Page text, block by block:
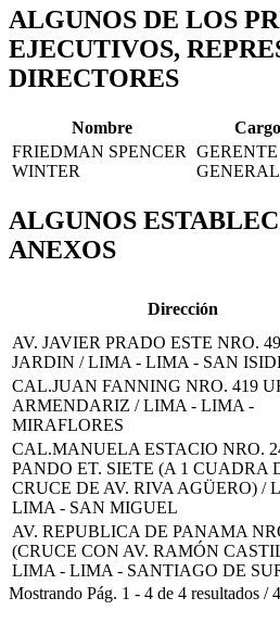
ALGUNOS DE LOS
EJECUTIVOS,
DIRECTORES
Nombre Cargo
FRIEDMAN SPENCER
WINTER
GERENTE
GENERAL
ALGUNOS
ANEXOS
Dirección
AV. JAVIER PRADO ESTE NRO.
JARDIN / LIMA - LIMA - SAN
CAL.JUAN FANNING NRO. 419
ARMENDARIZ / LIMA - LIMA -
MIRAFLORES
CAL.MANUELA ESTACIO NRO.
PANDO ET. SIETE (A 1 CUADRA
CRUCE DE AV. RIVA AGÜERO) /
LIMA - SAN MIGUEL
AV. REPUBLICA DE PANAMA
(CRUCE CON AV. RAMÓN
LIMA - LIMA - SANTIAGO DE
Mostrando Pág. 1 - 4 de 4 resultados /4